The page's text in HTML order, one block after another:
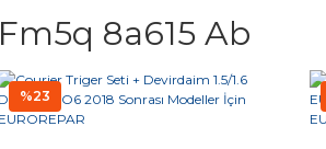
Fm5q 8a615 Ab
%23